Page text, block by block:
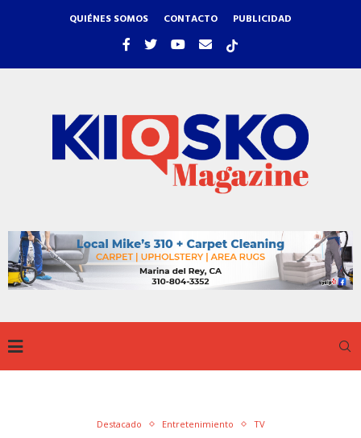
QUIÉNES SOMOS CONTACTO PUBLICIDAD
Destacado Entretenimiento TV